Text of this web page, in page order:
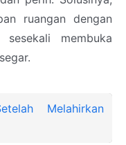
ruangan dengan
membuka
Melahirkan